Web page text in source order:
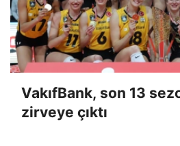
VakıfBank, son 13
zirveye çıktı